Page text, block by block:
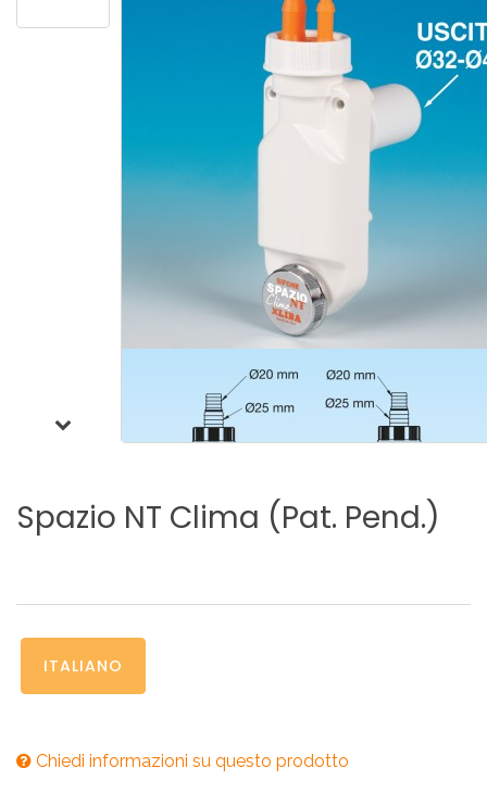
Spazio NT Clima (Pat. Pend.)
ITALIANO
Chiedi informazioni su questo prodotto